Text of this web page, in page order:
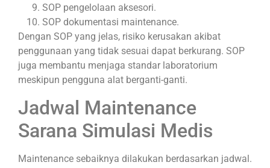
SOP pengelolaan aksesori.
SOP dokumentasi maintenance.
Dengan SOP yang jelas, risiko kerusakan akibat
penggunaan yang tidak sesuai dapat berkurang. SOP
juga membantu menjaga standar laboratorium
meskipun pengguna alat berganti-ganti.
Jadwal Maintenance
Sarana Simulasi Medis
Maintenance sebaiknya dilakukan berdasarkan jadwal.